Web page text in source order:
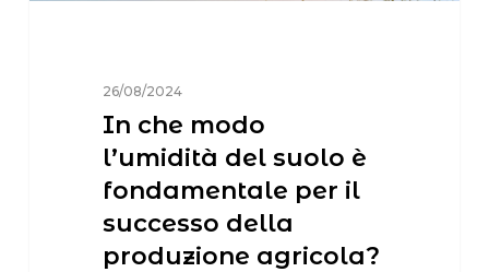
26/08/2024
In che modo
l’umidità del suolo è
fondamentale per il
successo della
produzione agricola?